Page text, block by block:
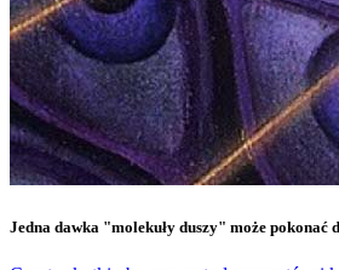
Jedna dawka "molekuły duszy" może pokonać